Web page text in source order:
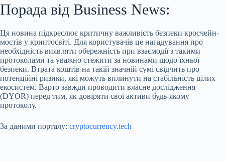
Порада від Business News:
Ця новина підкреслює критичну важливість безпеки кросчейн-
мостів у криптосвіті. Для користувачів це нагадування про
необхідність виявляти обережність при взаємодії з такими
протоколами та уважно стежити за новинами щодо їхньої
безпеки. Втрата коштів на такій значній сумі свідчить про
потенційні ризики, які можуть вплинути на стабільність цілих
екосистем. Варто завжди проводити власне дослідження
(DYOR) перед тим, як довіряти свої активи будь-якому
протоколу.
За даними порталу: cryptocurrency.tech